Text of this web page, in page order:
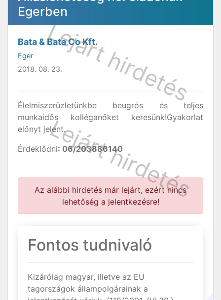
Egerben
Bata & Bata Co Kft.
Eger
2018. 08. 23.
Élelmiszerüzletünkbe beugrós és teljes
munkaidős kolléganőket keresünk!Gyakorlat
előnyt jelent.
Érdeklődni: 06/203886140
Az alábbi hirdetés már lejárt, ezért nincs
lehetőség a jelentkezésre!
Fontos tudnivaló
Kizárólag magyar, illetve az EU
tagországok állampolgárainak a